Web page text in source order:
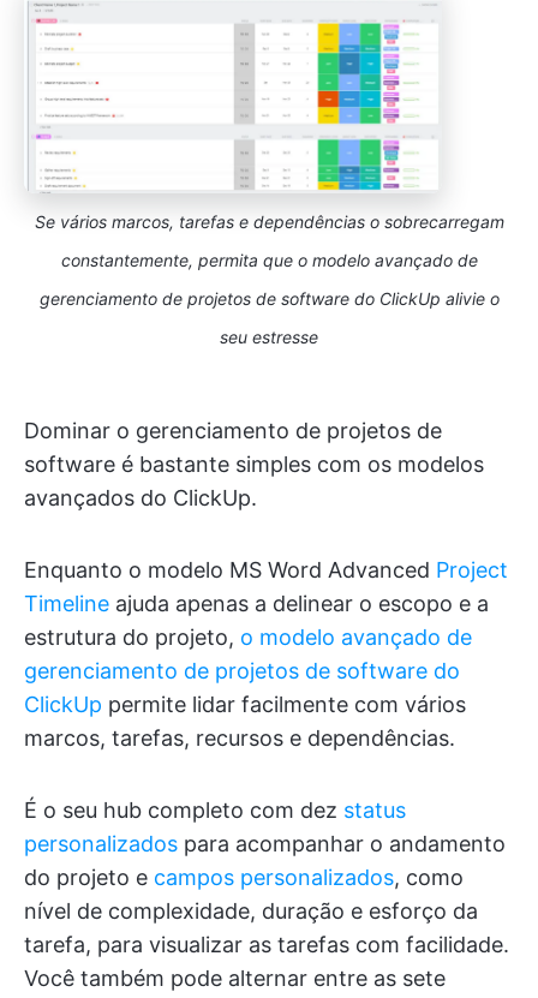
Se vários marcos, tarefas e dependências o sobrecarregam
constantemente, permita que o modelo avançado de
gerenciamento de projetos de software do ClickUp alivie o
seu estresse
Dominar o gerenciamento de projetos de
software é bastante simples com os modelos
avançados do ClickUp.
Enquanto o modelo MS Word Advanced Project
Timeline ajuda apenas a delinear o escopo e a
estrutura do projeto, o modelo avançado de
gerenciamento de projetos de software do
ClickUp permite lidar facilmente com vários
marcos, tarefas, recursos e dependências.
É o seu hub completo com dez status
personalizados para acompanhar o andamento
do projeto e campos personalizados, como
nível de complexidade, duração e esforço da
tarefa, para visualizar as tarefas com facilidade.
Você também pode alternar entre as sete